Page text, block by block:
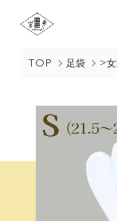
TOP 足袋 >